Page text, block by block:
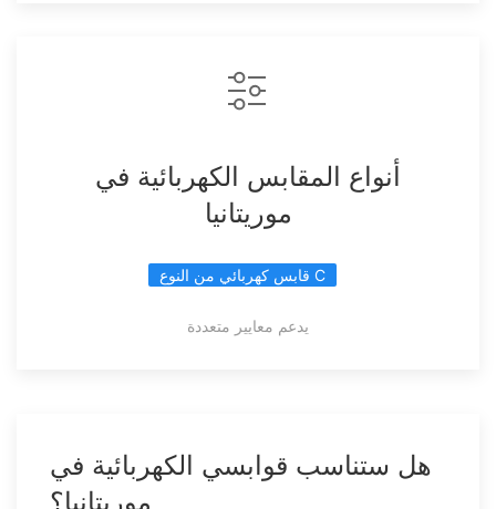
أنواع المقابس الكهربائية في
موريتانيا
قابس كهربائي من النوع C
يدعم معايير متعددة
هل ستناسب قوابسي الكهربائية في
موريتانيا؟